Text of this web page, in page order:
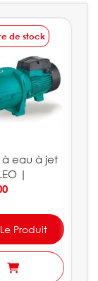
de stock
à eau à jet
|
Produit